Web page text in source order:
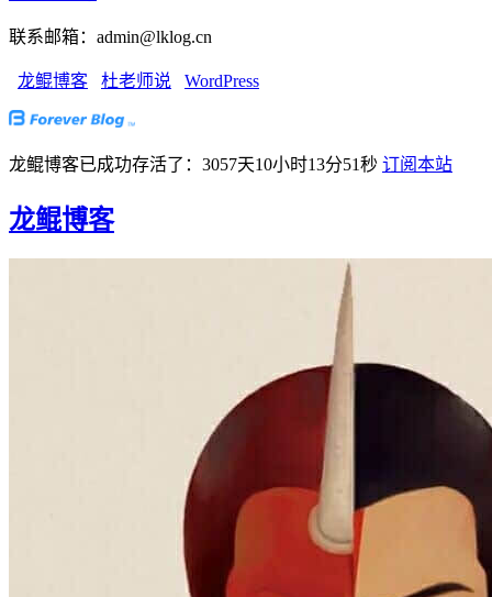
联系邮箱：admin@lklog.cn
龙鲲博客 杜老师说 WordPress
龙鲲博客已成功存活了：3057天10小时13分52秒 订阅本站
龙鲲博客